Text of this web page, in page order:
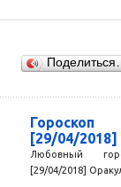
[29/04/2018]
Любовный
[29/04/2018]